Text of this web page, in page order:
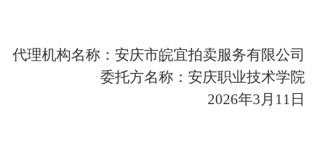
代理机构名称：安庆市皖宜拍卖服务有限公司
委托方名称：安庆职业技术学院
2026年3月11日